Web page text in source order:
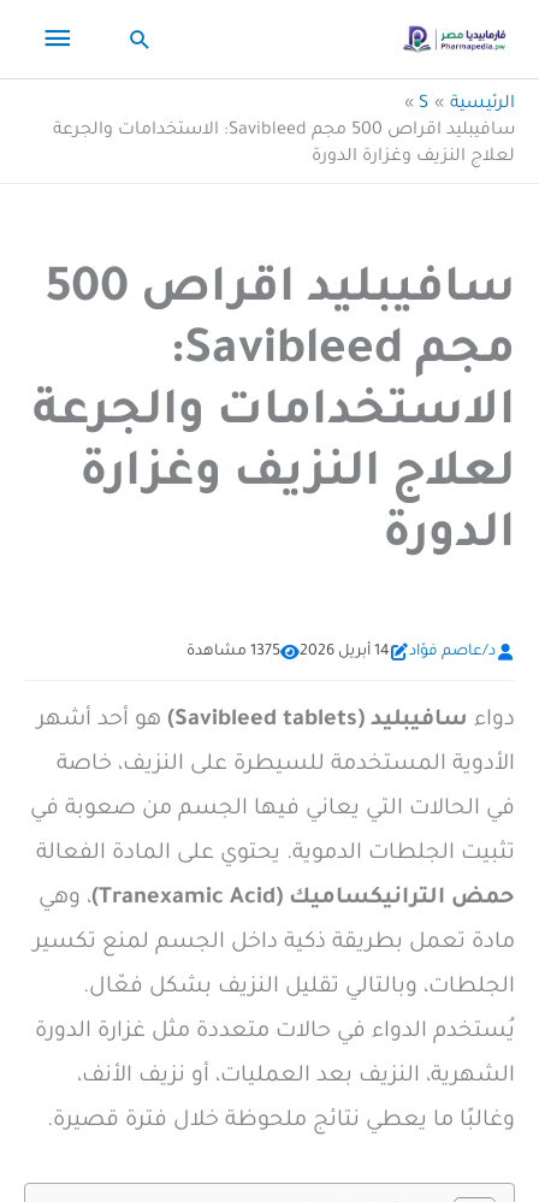
المحتوى
البحث
الرئيسية
S
سافيبليد اقراص 500 مجم Savibleed: الاستخدامات والجرعة
لعلاج النزيف وغزارة الدورة
سافيبليد اقراص 500
مجم Savibleed:
الاستخدامات والجرعة
لعلاج النزيف وغزارة
الدورة
د/عاصم فؤاد 14 أبريل 2026 1375 مشاهدة
دواء سافيبليد (Savibleed tablets)
هو أحد أشهر
الأدوية المستخدمة للسيطرة على النزيف، خاصة
في الحالات التي يعاني فيها الجسم من صعوبة في
تثبيت الجلطات الدموية. يحتوي على المادة الفعالة
حمض الترانيكساميك (Tranexamic Acid)
، وهي
مادة تعمل بطريقة ذكية داخل الجسم لمنع تكسير
الجلطات، وبالتالي تقليل النزيف بشكل فعّال.
يُستخدم الدواء في حالات متعددة مثل غزارة الدورة
الشهرية، النزيف بعد العمليات، أو نزيف الأنف،
وغالبًا ما يعطي نتائج ملحوظة خلال فترة قصيرة.